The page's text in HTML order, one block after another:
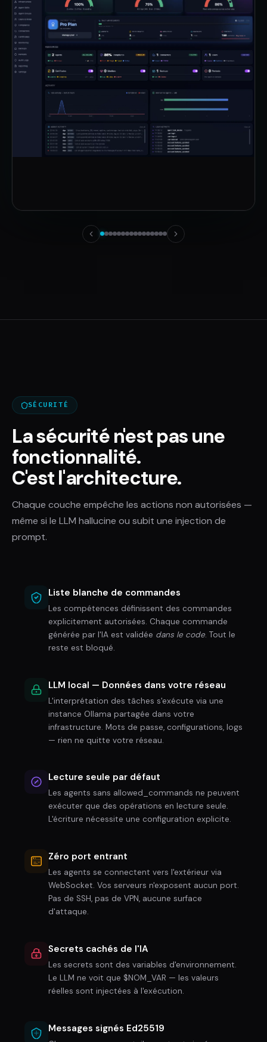
SÉCURITÉ
La sécurité n'est pas une
fonctionnalité.
C'est l'architecture.
Chaque couche empêche les actions non autorisées —
même si le LLM hallucine ou subit une injection de
prompt.
Liste blanche de commandes
Les compétences définissent des commandes
explicitement autorisées. Chaque commande
générée par l'IA est validée dans le code. Tout le
reste est bloqué.
LLM local — Données dans votre réseau
L'interprétation des tâches s'exécute via une
instance Ollama partagée dans votre
infrastructure. Mots de passe, configurations, logs
— rien ne quitte votre réseau.
Lecture seule par défaut
Les agents sans allowed_commands ne peuvent
exécuter que des opérations en lecture seule.
L'écriture nécessite une configuration explicite.
Zéro port entrant
Les agents se connectent vers l'extérieur via
WebSocket. Vos serveurs n'exposent aucun port.
Pas de SSH, pas de VPN, aucune surface
d'attaque.
$ Secrets cachés de l'IA
Les secrets sont des variables d'environnement.
Le LLM ne voit que $NOM_VAR — les valeurs
réelles sont injectées à l'exécution.
Messages signés Ed25519